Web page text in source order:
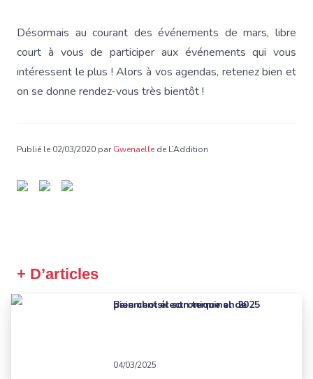
Désormais au courant des événements de mars, libre
court à vous de participer aux événements qui vous
intéressent le plus ! Alors à vos agendas, retenez bien et
on se donne rendez-vous très bientôt !
Publié le 02/03/2020 parGwenaelle de L’Addition
+ D’articles
Bien choisir son terminal de paiement électronique en 2025
04/03/2025